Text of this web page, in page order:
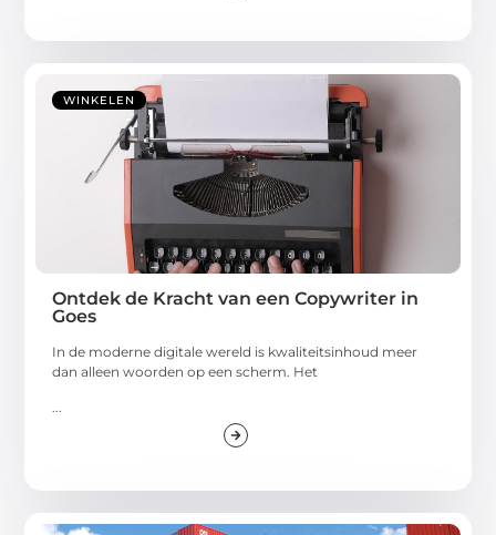
WINKELEN
Ontdek de Kracht van een Copywriter in
Goes
In de moderne digitale wereld is kwaliteitsinhoud meer
dan alleen woorden op een scherm. Het
...